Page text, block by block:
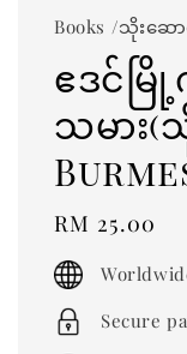
Books /သိုးဆော
ဧဒင်မ
သမား(
Regular
price
RM 25.00
Secure